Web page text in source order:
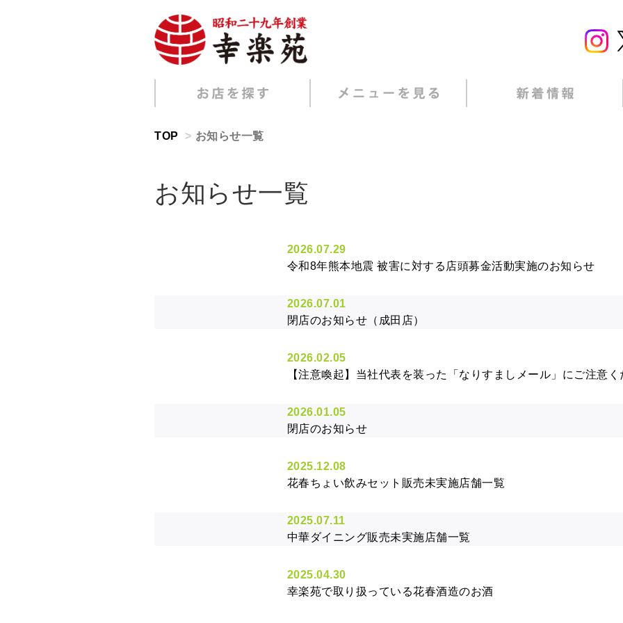
TOP お知らせ一覧
お知らせ一覧
2026.07.29
令和8年熊本地震 被害に対する店頭募金活動実施のお知らせ
2026.07.01
閉店のお知らせ（成田店）
2026.02.05
【注意喚起】当社代表を装った「なりすましメール」にご注意く
2026.01.05
閉店のお知らせ
2025.12.08
花春ちょい飲みセット販売未実施店舗一覧
2025.07.11
中華ダイニング販売未実施店舗一覧
2025.04.30
幸楽苑で取り扱っている花春酒造のお酒